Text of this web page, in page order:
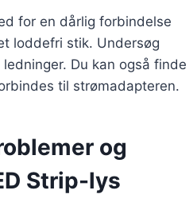
for en dårlig forbindelse
loddefri stik. Undersøg
Du kan også finde
til strømadapteren.
og
Strip-lys